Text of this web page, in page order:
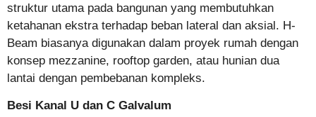
struktur utama pada bangunan yang membutuhkan
ketahanan ekstra terhadap beban lateral dan aksial. H-
Beam biasanya digunakan dalam proyek rumah dengan
konsep mezzanine, rooftop garden, atau hunian dua
lantai dengan pembebanan kompleks.
Besi Kanal U dan C Galvalum